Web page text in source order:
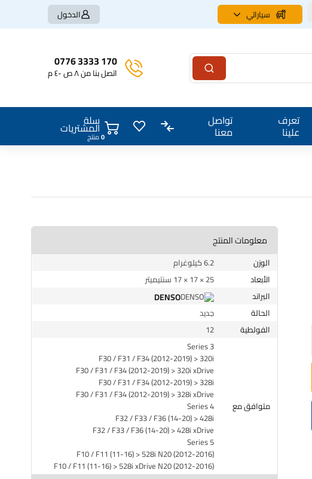
سياراتي الدخول
170 3333 0776
اتصل بنا من ٨ ص -٤ م
تعرف
علينا
تواصل
معنا
سلة
المشتريات0منتج
كومبريسر تبريد BMW محرك N20 – كهربائي
معلومات المنتج
الوزن
6.2 كيلوغرام
الأبعاد
25 × 17 × 17 سنتيميتر
البراند
DENSO
الحالة
جديد
الفولطية
12
متوافق مع
3 Series
F30 / F31 / F34 (2012-2019) > 320i
F30 / F31 / F34 (2012-2019) > 320i xDrive
F30 / F31 / F34 (2012-2019) > 328i
F30 / F31 / F34 (2012-2019) > 328i xDrive
4 Series
F32 / F33 / F36 (14-20) > 428i
F32 / F33 / F36 (14-20) > 428i xDrive
5 Series
F10 / F11 (11-16) > 528i N20 (2012-2016)
F10 / F11 (11-16) > 528i xDrive N20 (2012-2016)